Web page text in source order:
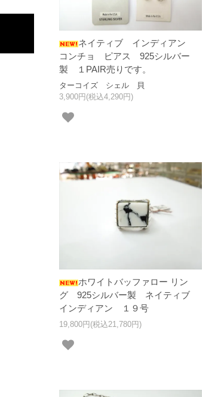
ネイティブ インディアン
コンチョ ピアス 925シルバー
製 １PAIR売りです。
ターコイズ シェル 貝
3,900円(税込4,290円)
ホワイトバッファロー リン
グ 925シルバー製 ネイティブ
インディアン １９号
19,800円(税込21,780円)